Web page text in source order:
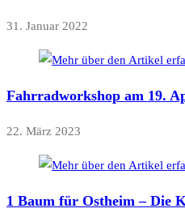
31. Januar 2022
Fahrradworkshop am 19.
22. März 2023
1 Baum für Ostheim – Die